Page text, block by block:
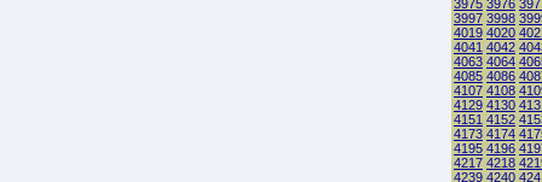
3975 3976
3997 3998
4019 4020
4041 4042
4063 4064
4085 4086
4107 4108
4129 4130
4151 4152
4173 4174
4195 4196
4217 4218
4239 4240